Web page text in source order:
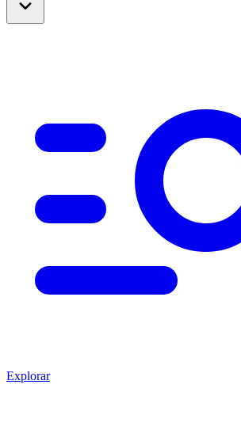
Explorar